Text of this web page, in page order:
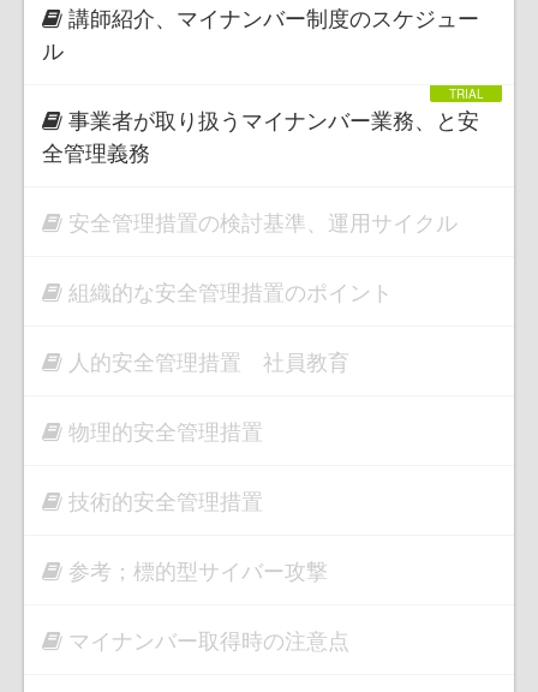
講師紹介、マイナンバー制度のスケジュー
ル
事業者が取り扱うマイナンバー業務、と安
全管理義務
安全管理措置の検討基準、運用サイクル
組織的な安全管理措置のポイント
人的安全管理措置 社員教育
物理的安全管理措置
技術的安全管理措置
参考；標的型サイバー攻撃
マイナンバー取得時の注意点